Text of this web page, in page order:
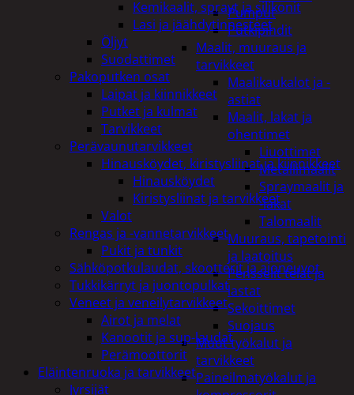
Pumput
Putkipihdit
Maalit, muuraus ja
tarvikkeet
Maalikaukalot ja -
astiat
Maalit, lakat ja
ohentimet
Liuottimet
Metallimaalit
Spraymaalit ja
-lakat
Talomaalit
Muuraus, tapetointi
ja laatoitus
Pensselit telat ja
lastat
Sekoittimet
Suojaus
Muut työkalut ja
tarvikkeet
Paineilmatyökalut ja
Kemikaalit, sprayt ja silikonit
Lasi ja jäähdytinnesteet
Öljyt
Suodattimet
Pakoputken osat
Laipat ja kiinnikkeet
Putket ja kulmat
Tarvikkeet
Perävaunutarvikkeet
Hinausköydet, kiristysliinat ja kiinnikkeet
Hinausköydet
Kiristysliinat ja tarvikkeet
Valot
Rengas ja -vannetarvikkeet
Pukit ja tunkit
Sähköpotkulaudat, skootterit ja ajoneuvot
Tukkikärryt ja juontopulkat
Veneet ja veneilytarvikkeet
Airot ja melat
Kanootit ja sup-laudat
Perämoottorit
Eläintenruoka ja tarvikkeet
Jyrsijät